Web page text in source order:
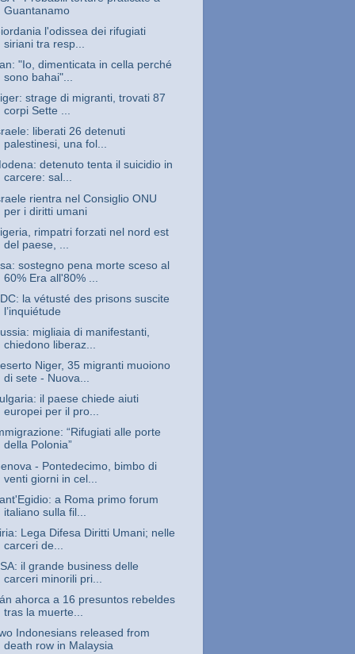
Guantanamo
l'odissea dei rifugiati
siriani tra resp...
"Io, dimenticata in cella perché
sono bahai"...
strage di migranti, trovati 87
corpi Sette ...
liberati 26 detenuti
palestinesi, una fol...
detenuto tenta il suicidio in
carcere: sal...
rientra nel Consiglio ONU
per i diritti umani
rimpatri forzati nel nord est
del paese, ...
sostegno pena morte sceso al
60% Era all'80% ...
la vétusté des prisons suscite
l’inquiétude
migliaia di manifestanti,
chiedono liberaz...
Niger, 35 migranti muoiono
di sete - Nuova...
il paese chiede aiuti
europei per il pro...
“Rifugiati alle porte
della Polonia”
- Pontedecimo, bimbo di
venti giorni in cel...
a Roma primo forum
italiano sulla fil...
Lega Difesa Diritti Umani; nelle
carceri de...
il grande business delle
carceri minorili pri...
ahorca a 16 presuntos rebeldes
tras la muerte...
Indonesians released from
death row in Malaysia